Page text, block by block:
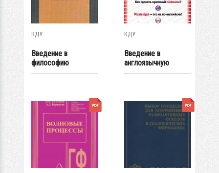
КДУ
Введение в
философию
КДУ
Введение в
англоязычную
ономастику